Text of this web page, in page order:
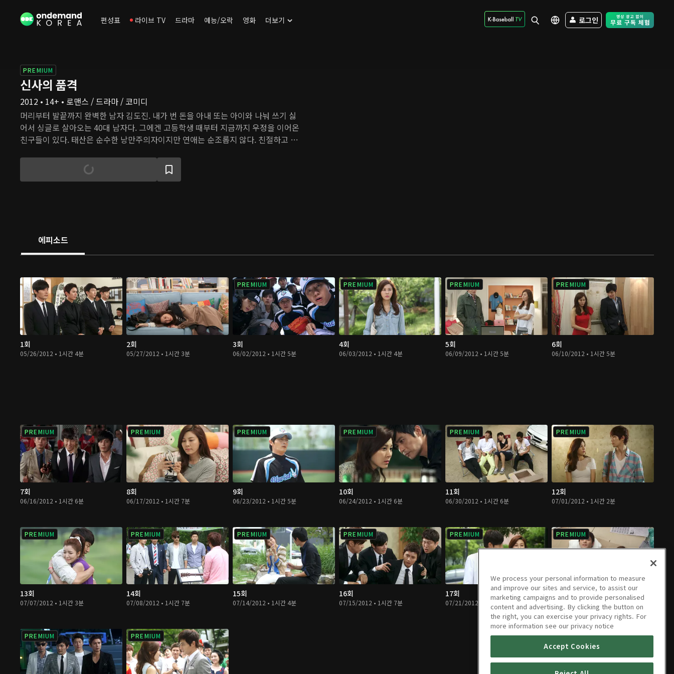
편성표 라이브 TV 드라마 예능/오락 영화 더보기 로그인 Free Trial -
PREMIUM
신사의 품격
2012 • 14+ • 로맨스 / 드라마 / 코미디
머리부터 발끝까지 완벽한 남자 김도진. 내가 번 돈을 아내 또는 아이와 나눠 쓰기 싫
어서 싱글로 살아오는 40대 남자다. 그에겐 고등학생 때부터 지금까지 우정을 이어온
친구들이 있다. 태산은 순수한 낭만주의자이지만 연애는 순조롭지 않다. 친절하고 따
정록은 어느 날 아내가 이혼을 원하자 혼란에 빠진다. 마흔이 되어서 이들의 인생에
큰 변화가 찾아오고, 이들은 오래전 처음 사랑에 빠졌을 때처럼 설렘과 흥분을 다시
에피소드
1회
05/26/2012 • 1시간 4분
2회
05/27/2012 • 1시간 3분
PREMIUM
3회
06/02/2012 • 1시간 5분
PREMIUM
4회
06/03/2012 • 1시간 4분
PREMIUM
5회
06/09/2012 • 1시간 5분
PREMIUM
6회
06/10/2012 • 1시간 5분
PREMIUM
7회
06/16/2012 • 1시간 6분
PREMIUM
8회
06/17/2012 • 1시간 7분
PREMIUM
9회
06/23/2012 • 1시간 5분
PREMIUM
10회
06/24/2012 • 1시간 6분
PREMIUM
11회
06/30/2012 • 1시간 6분
PREMIUM
12회
07/01/2012 • 1시간 2분
PREMIUM
13회
07/07/2012 • 1시간 3분
PREMIUM
14회
07/08/2012 • 1시간 7분
PREMIUM
15회
07/14/2012 • 1시간 4분
PREMIUM
16회
07/15/2012 • 1시간 7분
PREMIUM
17회
07/21/2012 • 1시간 7분
PREMIUM
18회
07/22/2012 • 1시간 7분
PREMIUM PREMIUM
We process your personal information to measure
and improve our sites and service, to assist our
marketing campaigns and to provide personalised
content and advertising. By clicking the button on
the right, you can exercise your privacy rights. For
more information see our privacy notice
Accept Cookies